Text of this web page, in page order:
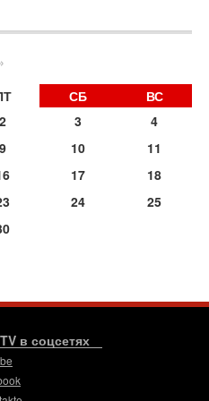
СБ
ВС
2 3
4
9 10
11
17
18
24
25
в соцсетях